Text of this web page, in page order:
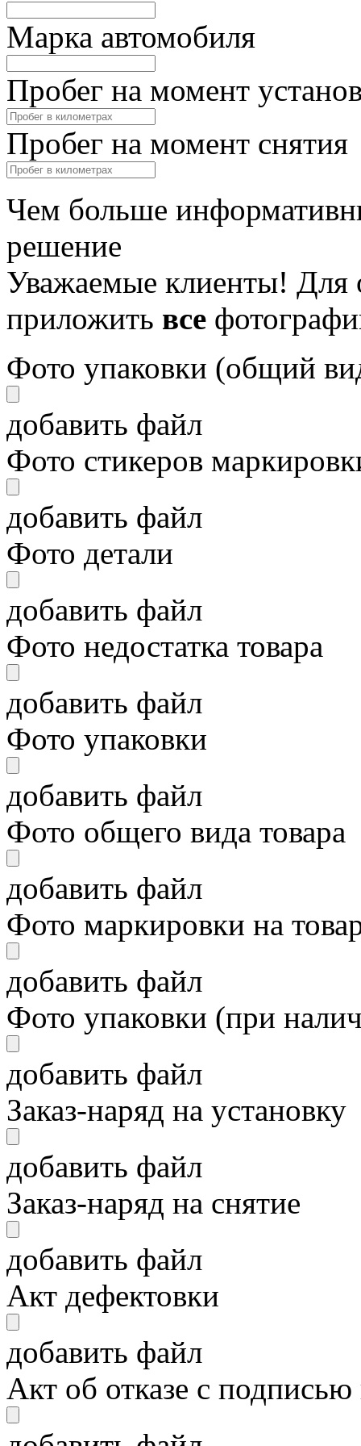
Марка автомобиля
Пробег на момент
Пробег на момент снятия
Чем больше
решение
Уважаемые клиенты! Для
приложить все
Фото упаковки (общий
добавить файл
Фото стикеров
добавить файл
Фото детали
добавить файл
Фото недостатка товара
добавить файл
Фото упаковки
добавить файл
Фото общего вида товара
добавить файл
Фото маркировки на
добавить файл
Фото упаковки (при
добавить файл
Заказ-наряд на установку
добавить файл
Заказ-наряд на снятие
добавить файл
Акт дефектовки
добавить файл
Акт об отказе с